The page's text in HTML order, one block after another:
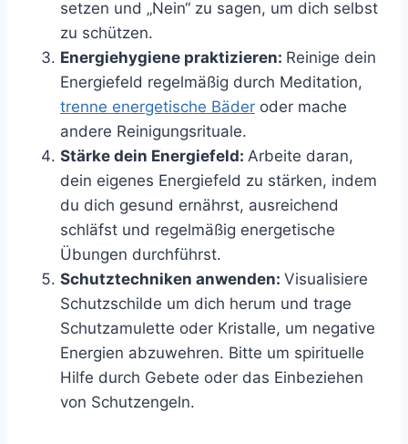
setzen und „Nein“ zu sagen, um dich selbst
zu schützen.
Energiehygiene praktizieren: Reinige dein
Energiefeld regelmäßig durch Meditation,
trenne energetische Bäder oder mache
andere Reinigungsrituale.
Stärke dein Energiefeld: Arbeite daran,
dein eigenes Energiefeld zu stärken, indem
du dich gesund ernährst, ausreichend
schläfst und regelmäßig energetische
Übungen durchführst.
Schutztechniken anwenden: Visualisiere
Schutzschilde um dich herum und trage
Schutzamulette oder Kristalle, um negative
Energien abzuwehren. Bitte um spirituelle
Hilfe durch Gebete oder das Einbeziehen
von Schutzengeln.